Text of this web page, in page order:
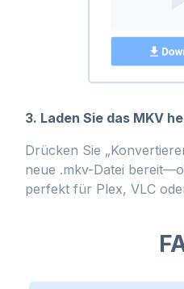
3. Laden Sie das MKV
Drücken Sie
neue .mkv-Datei
perfekt für Plex, VLC